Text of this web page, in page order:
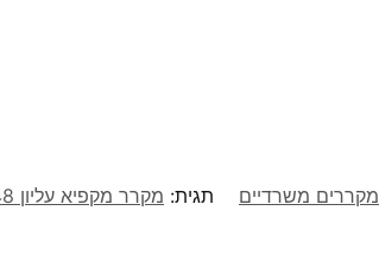
מקררים משרדיים תגית: מקרר ‏מקפיא עליון 48 ‏ליטר Lacasa דגם BC50